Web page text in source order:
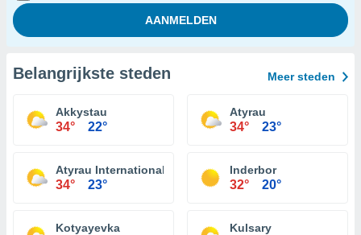
Belangrijkste steden Meer steden
Akkystau
34° 22°
Atyrau
34° 23°
Atyrau International Airport
34° 23°
Inderbor
32° 20°
Kotyayevka Kulsary